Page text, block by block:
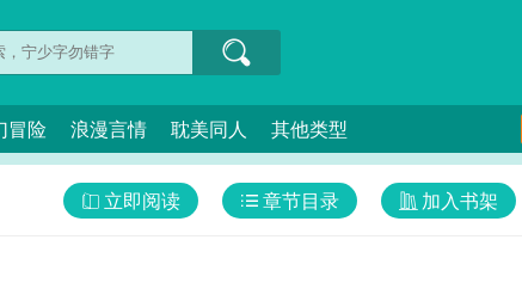
冒险 浪漫言情 耽美同人 其他类型
加入书架
章节目录
立即阅读